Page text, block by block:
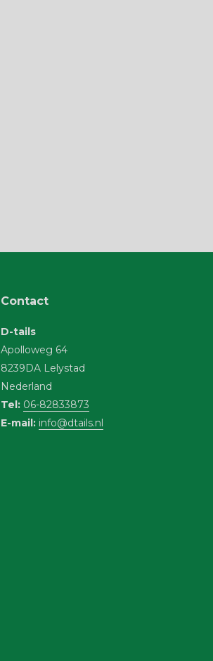
Contact
D-tails
Apolloweg 64
8239DA Lelystad
Nederland
Tel: 06-82833873
E-mail: info@dtails.nl